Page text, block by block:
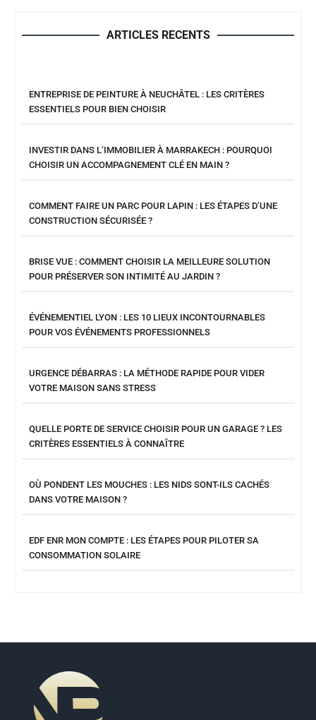
ARTICLES RECENTS
ENTREPRISE DE PEINTURE À NEUCHÂTEL : LES CRITÈRES
ESSENTIELS POUR BIEN CHOISIR
INVESTIR DANS L’IMMOBILIER À MARRAKECH : POURQUOI
CHOISIR UN ACCOMPAGNEMENT CLÉ EN MAIN ?
COMMENT FAIRE UN PARC POUR LAPIN : LES ÉTAPES D’UNE
CONSTRUCTION SÉCURISÉE ?
BRISE VUE : COMMENT CHOISIR LA MEILLEURE SOLUTION
POUR PRÉSERVER SON INTIMITÉ AU JARDIN ?
ÉVÉNEMENTIEL LYON : LES 10 LIEUX INCONTOURNABLES
POUR VOS ÉVÉNEMENTS PROFESSIONNELS
URGENCE DÉBARRAS : LA MÉTHODE RAPIDE POUR VIDER
VOTRE MAISON SANS STRESS
QUELLE PORTE DE SERVICE CHOISIR POUR UN GARAGE ? LES
CRITÈRES ESSENTIELS À CONNAÎTRE
OÙ PONDENT LES MOUCHES : LES NIDS SONT-ILS CACHÉS
DANS VOTRE MAISON ?
EDF ENR MON COMPTE : LES ÉTAPES POUR PILOTER SA
CONSOMMATION SOLAIRE